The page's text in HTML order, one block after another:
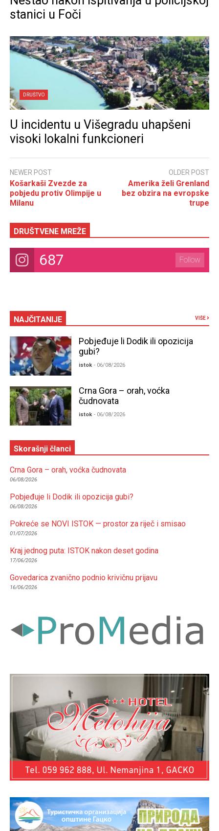
stanici u Foči
DRUŠTVO
U incidentu u Višegradu uhapšeni
visoki lokalni funkcioneri
NEWER POST
Košarkaši Zvezde za
pobjedu protiv Olimpije u
Milanu
OLDER POST
Amerika želi Grenland
bez obzira na evropske
trupe
DRUŠTVENE MREŽE
687 Follow
NAJČITANIJE VIŠE
Pobjeđuje li Dodik ili opozicija
gubi?
istok - 06/08/2026
Crna Gora – orah, voćka
čudnovata
istok - 06/08/2026
Skorašnji članci
Crna Gora – orah, voćka čudnovata
06/08/2026
Pobjeđuje li Dodik ili opozicija gubi?
06/08/2026
Pokreće se NOVI ISTOK — prostor za riječ i smisao
01/07/2026
Kraj jednog puta: ISTOK nakon deset godina
17/06/2026
Govedarica zvanično podnio krivičnu prijavu
16/06/2026